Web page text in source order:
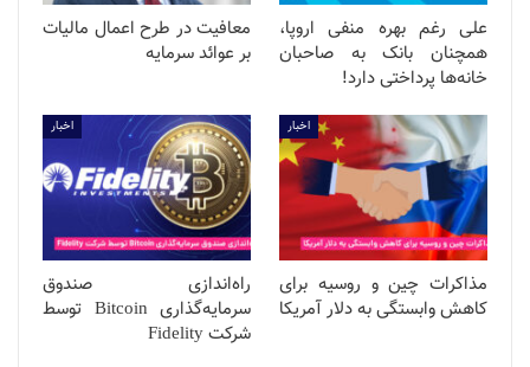
معافیت در طرح اعمال مالیات
بر عوائد سرمایه
علی رغم بهره منفی اروپا،‌
همچنان بانک به صاحبان
خانه‌ها پرداختی دارد!
اخبار
راه‌اندازی صندوق
سرمایه‌گذاری‌ Bitcoin توسط
شرکت Fidelity
اخبار
مذاکرات چین و روسیه برای
کاهش وابستگی به دلار آمریکا